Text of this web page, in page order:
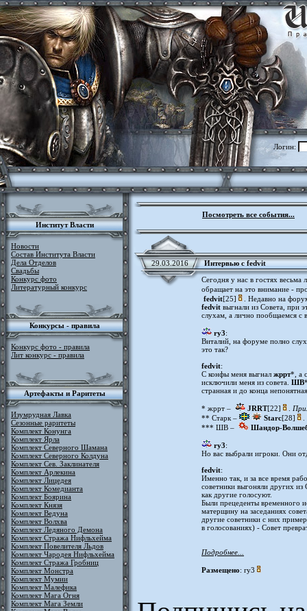
Логин:
Институт Власти
Новости
Состав Института Власти
Дела Отделов
Свадьбы
Конкурс фото
Литературный конкурс
Конкурсы - правила
Конкурс фото - правила
Лит конкурс - правила
Артефакты и Раритеты
Изумрудная Лавка
Сезонные раритеты
Комплект Конунга
Комплект Ярла
Комплект Северного Шамана
Комплект Северного Колдуна
Комплект Сев. Заклинателя
Комплект Арлекина
Комплект Лицедея
Комплект Комедианта
Комплект Боярина
Комплект Князя
Комплект Ведуна
Комплект Волхва
Комплект Ледяного Демона
Комплект Стража Нифльхейма
Комплект Повелителя Льдов
Комплект Чародея Нифльхейма
Комплект Стража Гробниц
Комплект Монстра
Комплект Мумии
Комплект Малефика
Комплект Мага Огня
Комплект Мага Земли
Посмотреть все события...
29.03.2016
Интервью с fedvit
Сегодня у нас в гостях
обращает на это внимание -
fedvit[25]
. Недавно на
fedvit выгнали из Совета, при
слухам, а лично пообщаемся
ry3:
Виталий, на форуме полно
это так?
fedvit:
C конфы меня выгнал жррт*, а
исключили меня из совета. ШВ
странная и до конца
* жррт – JRRT[22]
** Старк –
Starc[28]
*** ШВ –
Шандор-
ry3:
Но вас выбрали игроки. Они
fedvit:
Именно так, и за все время
советники выгоняли других
как другие голосуют.
Были прецеденты временного
матерщину на заседаниях
другие советники с них
в голосованиях) - Совет
Подробнее...
Размещено: ry3